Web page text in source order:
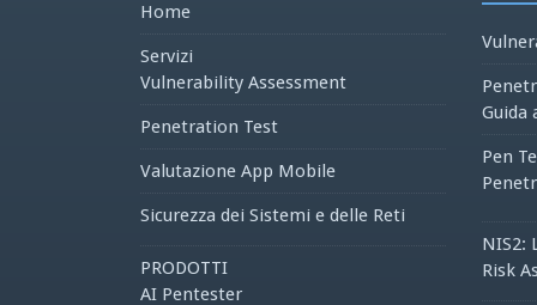
Home
Servizi
Vulnerability Assessment
Penetration Test
Valutazione App Mobile
Sicurezza dei Sistemi e delle Reti
PRODOTTI
AI Pentester
Guida
Pen
NIS2:
Risk